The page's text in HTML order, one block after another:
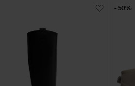
- 50%